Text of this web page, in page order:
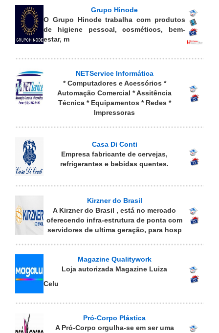
Grupo Hinode
O Grupo Hinode trabalha com produtos
de higiene pessoal, cosméticos, bem-
estar, m
NETService Informática
* Computadores e Acessórios *
Automação Comercial * Assitência
Técnica * Equipamentos * Redes *
Impressoras
Casa Di Conti
Empresa fabricante de cervejas,
refrigerantes e bebidas quentes.
Kirzner do Brasil
A Kirzner do Brasil , está no mercado
oferecendo infra-estrutura de ponta com
servidores de ultima geração, para hosp
Magazine Qualitywork
Loja autorizada Magazine Luiza
Celu
Pró-Corpo Plástica
A Pró-Corpo orgulha-se em ser uma